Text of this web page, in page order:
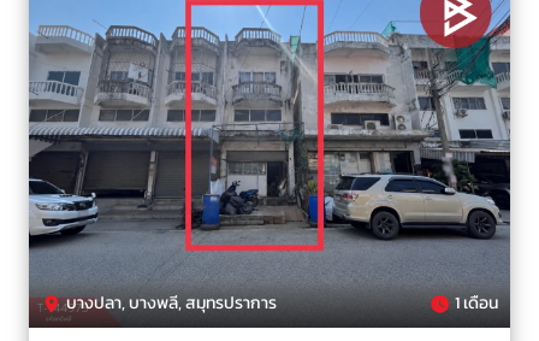
บางปลา, บางพลี, สมุทรปราการ 1 เดือน